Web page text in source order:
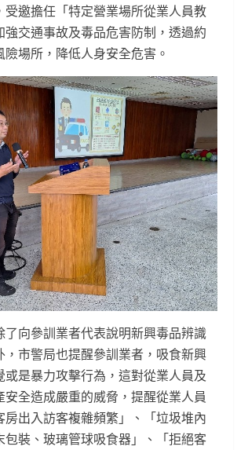
受邀擔任「特定營業場所從業人員教
強交通事故及毒品危害防制，透過約
場所，降低人身安全危害。
了向參訓業者代表說明新興毒品辨識
，市警局也提醒參訓業者，吸食新興
或是暴力攻擊行為，這對從業人員及
安全造成嚴重的威脅，提醒從業人員
房出入訪客複雜頻繁」、「垃圾堆內
包裝、玻璃管球吸食器」、「拒絕客